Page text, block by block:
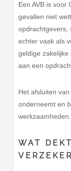
Een AVB is voor
gevallen niet
opdrachtgevers,
echter vaak als
geldige
aan een
Het afsluiten
onderneemt en
werkzaamheden.
WAT